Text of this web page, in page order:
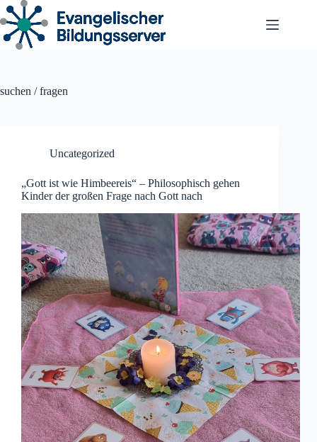
Zum
Inhalt
springen
suchen / fragen
Uncategorized
„Gott ist wie Himbeereis“ – Philosophisch gehen
Kinder der großen Frage nach Gott nach